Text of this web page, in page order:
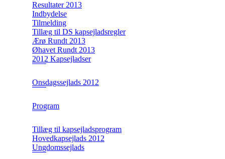
Resultater 2013
Indbydelse
Tilmelding
Tillæg til DS kapsejladsregler
Ærø Rundt 2013
Øhavet Rundt 2013
2012 Kapsejladser
Onsdagssejlads 2012
Program
Tillæg til kapsejladsprogram
Hovedkapsejlads 2012
Ungdomssejlads